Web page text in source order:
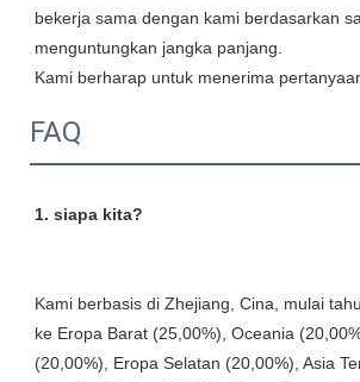
bekerja sama dengan kami berdasarkan
menguntungkan jangka panjang.
FAQ
Kami berbasis di Zhejiang, Cina, mulai
ke Eropa Barat (25,00%), Oceania
(20,00%), Eropa Selatan (20,00%), Asia